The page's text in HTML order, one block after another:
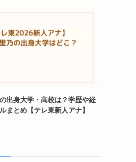
出身大学・高校は？学歴や経
まとめ【テレ東新人アナ】